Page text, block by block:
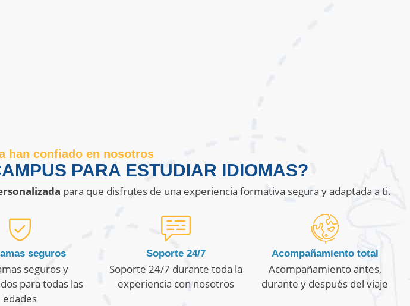
han confiado en nosotros
PARA ESTUDIAR IDIOMAS?
para que disfrutes de una experiencia formativa segura y adaptada a ti.
seguros
seguros y
para todas las
edades
Soporte 24/7
Soporte 24/7 durante toda la
experiencia con nosotros
Acompañamiento total
Acompañamiento antes,
durante y después del viaje